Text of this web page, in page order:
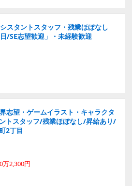
スタントスタッフ・残業ほぼなし
/SE志望歓迎」・未経験歓迎
志望・ゲームイラスト・キャラクタ
トスタッフ/残業ほぼなし/昇給あり/
2丁目
万2,300円